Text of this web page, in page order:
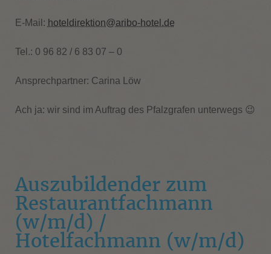
E-Mail: hoteldirektion@aribo-hotel.de
Tel.: 0 96 82 / 6 83 07 – 0
Ansprechpartner: Carina Löw
Ach ja: wir sind im Auftrag des Pfalzgrafen unterwegs 😉
Auszubildender zum
Restaurantfachmann
(w/m/d) /
Hotelfachmann (w/m/d)